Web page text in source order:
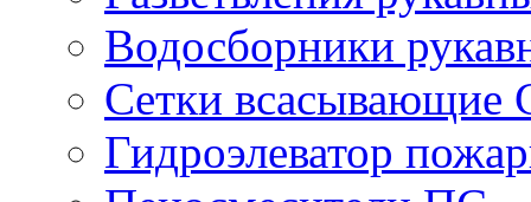
Водосборники
Сетки всасывающие
Гидроэлеватор